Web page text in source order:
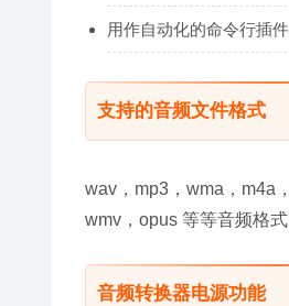
用作自动化的命令行插
支持的音频文件格式
wav，mp3，wma，m4a
wmv，opus 等等音频格式
音频转换器电源功能